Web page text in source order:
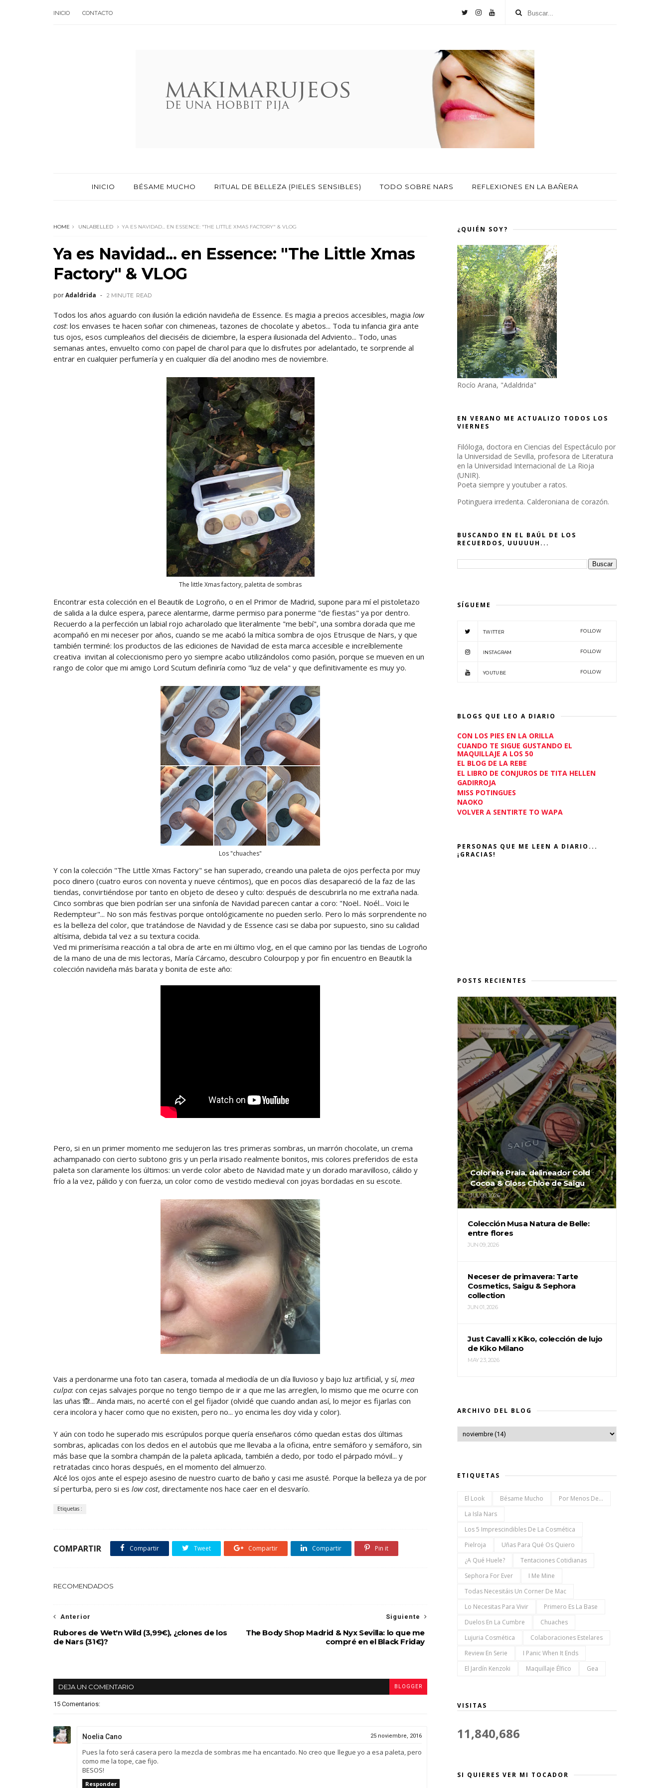
INICIO CONTACTO
INICIO BÉSAME MUCHO RITUAL DE BELLEZA (PIELES SENSIBLES) TODO SOBRE NARS REFLEXIONES EN LA BAÑERA
HOME UNLABELLED YA ES NAVIDAD... EN ESSENCE: "THE LITTLE XMAS FACTORY" & VLOG
Ya es Navidad... en Essence: "The Little Xmas
Factory" & VLOG
porAdaldrida 2 MINUTE READ
Todos los años aguardo con ilusión la edición navideña de Essence. Es magia a precios accesibles, magia low
cost: los envases te hacen soñar con chimeneas, tazones de chocolate y abetos... Toda tu infancia gira ante
tus ojos, esos cumpleaños del dieciséis de diciembre, la espera ilusionada del Adviento... Todo, unas
semanas antes, envuelto como con papel de charol para que lo disfrutes por adelantado, te sorprende al
entrar en cualquier perfumería y en cualquier día del anodino mes de noviembre.
The little Xmas factory, paletita de sombras
Encontrar esta colección en el Beautik de Logroño, o en el Primor de Madrid, supone para mí el pistoletazo
de salida a la dulce espera, parece alentarme, darme permiso para ponerme "de fiestas" ya por dentro.
Recuerdo a la perfección un labial rojo acharolado que literalmente "me bebí", una sombra dorada que me
acompañó en mi neceser por años, cuando se me acabó la mítica sombra de ojos Etrusque de Nars, y que
también terminé: los productos de las ediciones de Navidad de esta marca accesible e increíblemente
creativa invitan al coleccionismo pero yo siempre acabo utilizándolos como pasión, porque se mueven en un
rango de color que mi amigo Lord Scutum definiría como "luz de vela" y que definitivamente es muy yo.
Los "chuaches"
Y con la colección "The Little Xmas Factory" se han superado, creando una paleta de ojos perfecta por muy
poco dinero (cuatro euros con noventa y nueve céntimos), que en pocos días desapareció de la faz de las
tiendas, convirtiéndose por tanto en objeto de deseo y culto: después de descubrirla no me extraña nada.
Cinco sombras que bien podrían ser una sinfonía de Navidad parecen cantar a coro: "Noël.. Noél... Voici le
Redempteur"... No son más festivas porque ontológicamente no pueden serlo. Pero lo más sorprendente no
es la belleza del color, que tratándose de Navidad y de Essence casi se daba por supuesto, sino su calidad
altísima, debida tal vez a su textura cocida.
Ved mi primerísima reacción a tal obra de arte en mi último vlog, en el que camino por las tiendas de Logroño
de la mano de una de mis lectoras, María Cárcamo, descubro Colourpop y por fin encuentro en Beautik la
colección navideña más barata y bonita de este año:
Pero, si en un primer momento me sedujeron las tres primeras sombras, un marrón chocolate, un crema
achampanado con cierto subtono gris y un perla irisado realmente bonitos, mis colores preferidos de esta
paleta son claramente los últimos: un verde color abeto de Navidad mate y un dorado maravilloso, cálido y
frío a la vez, pálido y con fuerza, un color como de vestido medieval con joyas bordadas en su escote.
Vais a perdonarme una foto tan casera, tomada al mediodía de un día lluvioso y bajo luz artificial, y sí, mea
culpa: con cejas salvajes porque no tengo tiempo de ir a que me las arreglen, lo mismo que me ocurre con
las uñas 🙈... Ainda mais, no acerté con el gel fijador (olvidé que cuando andan así, lo mejor es fijarlas con
cera incolora y hacer como que no existen, pero no... yo encima les doy vida y color).
Y aún con todo he superado mis escrúpulos porque quería enseñaros cómo quedan estas dos últimas
sombras, aplicadas con los dedos en el autobús que me llevaba a la oficina, entre semáforo y semáforo, sin
más base que la sombra champán de la paleta aplicada, también a dedo, por todo el párpado móvil... y
retratadas cinco horas después, en el momento del almuerzo.
Alcé los ojos ante el espejo asesino de nuestro cuarto de baño y casi me asusté. Porque la belleza ya de por
sí perturba, pero si es low cost, directamente nos hace caer en el desvarío.
Etiquetas :
COMPARTIR Compartir Tweet Compartir Compartir Pin it
RECOMENDADOS
Siguiente
The Body Shop Madrid & Nyx Sevilla: lo que me
compré en el Black Friday
Anterior
Rubores de Wet'n Wild (3,99€), ¿clones de los
de Nars (31€)?
DEJA UN COMENTARIO BLOGGER
15 Comentarios:
Noelia Cano 25 noviembre, 2016
Pues la foto será casera pero la mezcla de sombras me ha encantado. No creo que llegue yo a esa paleta, pero
como me la tope, cae fijo.
BESOS!
Responder
¿QUIÉN SOY?
Rocío Arana, "Adaldrida"
EN VERANO ME ACTUALIZO TODOS LOS
VIERNES
Filóloga, doctora en Ciencias del Espectáculo por
la Universidad de Sevilla, profesora de Literatura
en la Universidad Internacional de La Rioja
(UNIR).
Poeta siempre y youtuber a ratos.
Potinguera irredenta. Calderoniana de corazón.
BUSCANDO EN EL BAÚL DE LOS
RECUERDOS, UUUUUH...
SÍGUEME
TWITTER FOLLOW
INSTAGRAM FOLLOW
YOUTUBE FOLLOW
BLOGS QUE LEO A DIARIO
CON LOS PIES EN LA ORILLA
CUANDO TE SIGUE GUSTANDO EL
MAQUILLAJE A LOS 50
EL BLOG DE LA REBE
EL LIBRO DE CONJUROS DE TITA HELLEN
GADIRROJA
MISS POTINGUES
NAOKO
VOLVER A SENTIRTE TO WAPA
PERSONAS QUE ME LEEN A DIARIO...
¡GRACIAS!
POSTS RECIENTES
Colorete Praia, delineador Cold
Cocoa & Gloss Chloe de Saigu
JUL 08, 2026
Colección Musa Natura de Belle:
entre flores
JUN 09, 2026
Neceser de primavera: Tarte
Cosmetics, Saigu & Sephora
collection
JUN 01, 2026
Just Cavalli x Kiko, colección de lujo
de Kiko Milano
MAY 23, 2026
ARCHIVO DEL BLOG
ETIQUETAS
El Look Bésame Mucho
Por Menos De...
La Isla Nars
Los 5 Imprescindibles De La Cosmética
Pielroja
Uñas Para Qué Os Quiero
¿a Qué Huele?
Tentaciones Cotidianas
Sephora For Ever
I Me Mine
Todas Necesitáis Un Corner De Mac
Lo Necesitas Para Vivir
Primero Es La Base
Duelos En La Cumbre
Chuaches
Lujuria Cosmética
Colaboraciones Estelares
Review En Serie
I Panic When It Ends
El Jardín Kenzoki
Maquillaje Élfico Gea
VISITAS
11,840,686
SI QUIERES VER MI TOCADOR